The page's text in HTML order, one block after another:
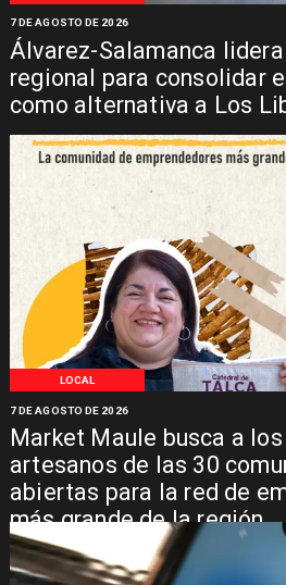
Álvarez-Salamanca
regional para consolidar
como alternativa a Los
7 DE AGOSTO DE 2026
LOCAL
Market Maule busca a
artesanos de las 30
abiertas para la red de
más grande de la región
7 DE AGOSTO DE 2026